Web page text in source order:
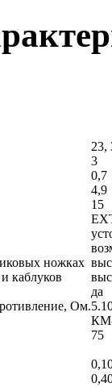
23,
3
0,7
4,9
15
ножках
каблуков
да
Ом.
75